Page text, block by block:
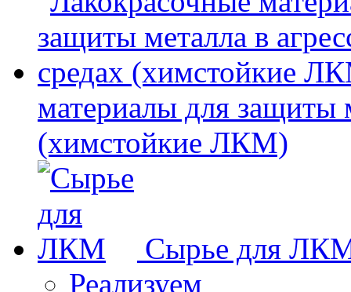
материалы для защиты
(химстойкие ЛКМ)
Сырье для
Реализуем